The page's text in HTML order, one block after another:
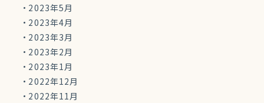
2023年5月
2023年4月
2023年3月
2023年2月
2023年1月
2022年12月
2022年11月